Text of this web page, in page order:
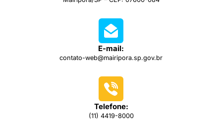
E-mail:
contato-web@mairipora.sp.gov.br
Telefone:
(11) 4419-8000